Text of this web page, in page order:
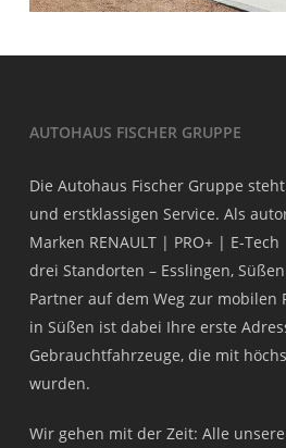
AUTOHAUS FISCHER GRUPPE
Die Autohaus Fischer Gruppe
und erstklassigen Service. Als
Marken RENAULT | PRO+ | E-
drei Standorten – Esslingen,
Partner auf dem Weg zur mobilen
in Süßen ist dabei Ihre erste
Gebrauchtfahrzeuge, die mit
wurden.
Wir gehen mit der Zeit: Alle